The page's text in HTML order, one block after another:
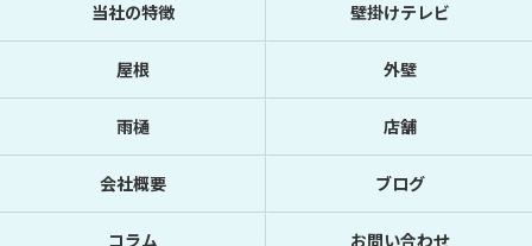
当社の特徴 壁掛けテレビ
屋根 外壁
雨樋 店舗
会社概要 ブログ
コラム お問い合わせ